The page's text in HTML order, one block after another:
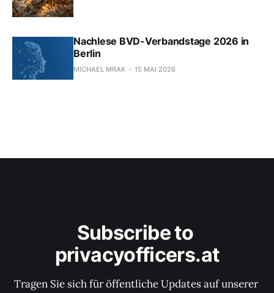
Nachlese BVD-Verbandstage 2026 in
Berlin
MICHAEL MRAK 15 MAI 2026
Subscribe to
privacyofficers.at
Tragen Sie sich für öffentliche Updates auf unserer